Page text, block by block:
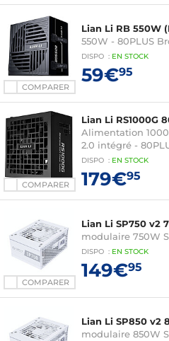
COMPARER
Lian Li RB 550W
550W - 80PLUS
DISPO : EN STOCK
59€95
COMPARER
Lian Li RS1000G
Alimentation
2.0 intégré -
DISPO : EN STOCK
179€95
COMPARER
Lian Li SP750 v2
modulaire 750W
DISPO : EN STOCK
149€95
Lian Li SP850 v2
modulaire 850W